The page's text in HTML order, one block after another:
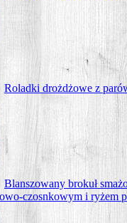
Rolad­ki droż­dżo­we z
Blan­szo­wa­ny bro­kuł
czosn­ko­wym i ryżem